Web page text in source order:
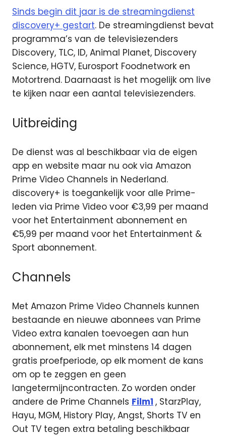
Sinds begin dit jaar is de streamingdienst
discovery+ gestart. De streamingdienst bevat
programma’s van de televisiezenders
Discovery, TLC, ID, Animal Planet, Discovery
Science, HGTV, Eurosport Foodnetwork en
Motortrend. Daarnaast is het mogelijk om live
te kijken naar een aantal televisiezenders.
Uitbreiding
De dienst was al beschikbaar via de eigen
app en website maar nu ook via Amazon
Prime Video Channels in Nederland.
discovery+ is toegankelijk voor alle Prime-
leden via Prime Video voor €3,99 per maand
voor het Entertainment abonnement en
€5,99 per maand voor het Entertainment &
Sport abonnement.
Channels
Met Amazon Prime Video Channels kunnen
bestaande en nieuwe abonnees van Prime
Video extra kanalen toevoegen aan hun
abonnement, elk met minstens 14 dagen
gratis proefperiode, op elk moment de kans
om op te zeggen en geen
langetermijncontracten. Zo worden onder
andere de Prime Channels Film1 , StarzPlay,
Hayu, MGM, History Play, Angst, Shorts TV en
Out TV tegen extra betaling beschikbaar